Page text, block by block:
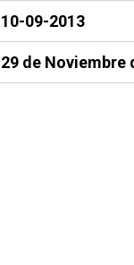
10-09-2013
29 de Noviembre